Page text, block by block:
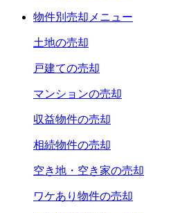
物件別売却メニュー
土地の売却
戸建ての売却
マンションの売却
収益物件の売却
相続物件の売却
空き地・空き家の売却
ワケあり物件の売却